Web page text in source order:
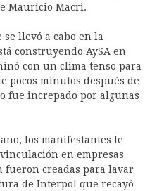
Mauricio Macri.
se llevó a cabo en la
construyendo AySA en
con un clima tenso para
pocos minutos después de
fue increpado por algunas
los manifestantes le
en empresas
fueron creadas para lavar
de Interpol que recayó